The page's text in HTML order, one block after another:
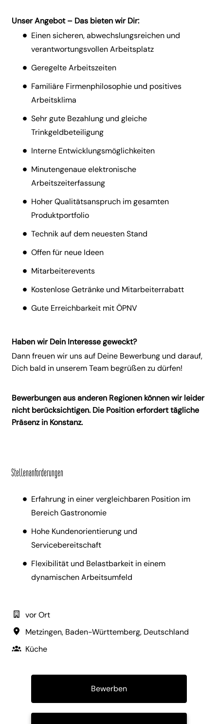
Unser Angebot – Das bieten wir Dir:
Einen sicheren, abwechslungsreichen und
verantwortungsvollen Arbeitsplatz
Geregelte Arbeitszeiten
Familiäre Firmenphilosophie und positives
Arbeitsklima
Sehr gute Bezahlung und gleiche
Trinkgeldbeteiligung
Interne Entwicklungsmöglichkeiten
Minutengenaue elektronische
Arbeitszeiterfassung
Hoher Qualitätsanspruch im gesamten
Produktportfolio
Technik auf dem neuesten Stand
Offen für neue Ideen
Mitarbeiterevents
Kostenlose Getränke und Mitarbeiterrabatt
Gute Erreichbarkeit mit ÖPNV
Haben wir Dein Interesse geweckt?
Dann freuen wir uns auf Deine Bewerbung und darauf,
Dich bald in unserem Team begrüßen zu dürfen!
Bewerbungen aus anderen Regionen können wir leider
nicht berücksichtigen. Die Position erfordert tägliche
Präsenz in Konstanz.
Stellenanforderungen
Erfahrung in einer vergleichbaren Position im
Bereich Gastronomie
Hohe Kundenorientierung und
Servicebereitschaft
Flexibilität und Belastbarkeit in einem
dynamischen Arbeitsumfeld
vor Ort
Metzingen, Baden-Württemberg, Deutschland
Küche
Bewerben